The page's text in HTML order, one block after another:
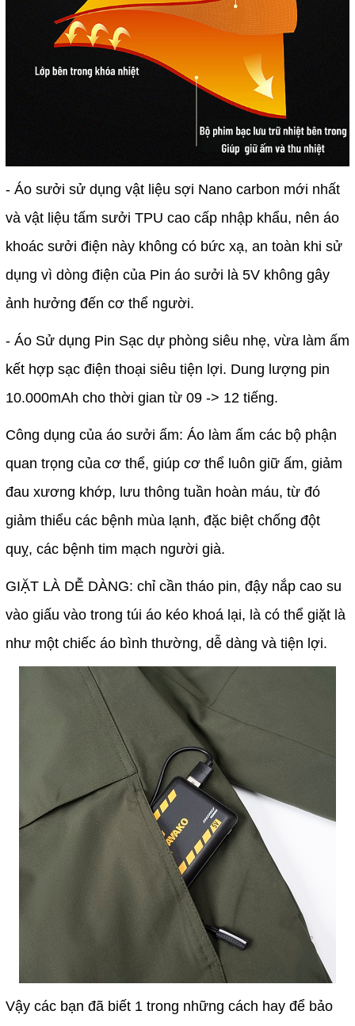
- Áo sưởi sử dụng vật liệu sợi Nano carbon mới nhất
và vật liệu tấm sưởi TPU cao cấp nhập khẩu, nên áo
khoác sưởi điện này không có bức xạ, an toàn khi sử
dụng vì dòng điện của Pin áo sưởi là 5V không gây
ảnh hưởng đến cơ thể người.
- Áo Sử dụng Pin Sạc dự phòng siêu nhẹ, vừa làm ấm
kết hợp sạc điện thoại siêu tiện lợi. Dung lượng pin
10.000mAh cho thời gian từ 09 -> 12 tiếng.
Công dụng của áo sưởi ấm: Áo làm ấm các bộ phận
quan trọng của cơ thể, giúp cơ thể luôn giữ ấm, giảm
đau xương khớp, lưu thông tuần hoàn máu, từ đó
giảm thiểu các bệnh mùa lạnh, đặc biệt chống đột
quỵ, các bệnh tim mạch người già.
GIẶT LÀ DỄ DÀNG: chỉ cần tháo pin, đậy nắp cao su
vào giấu vào trong túi áo kéo khoá lại, là có thể giặt là
như một chiếc áo bình thường, dễ dàng và tiện lợi.
Vậy các bạn đã biết 1 trong những cách hay để bảo